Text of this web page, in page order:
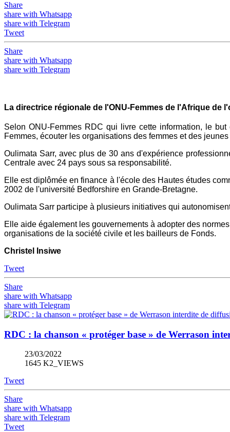
Share
share with Whatsapp
share with Telegram
Tweet
Share
share with Whatsapp
share with Telegram
La directrice régionale de l'ONU-Femmes de l'Afrique de
Selon ONU-Femmes RDC qui livre cette information, le
Femmes, écouter les organisations des femmes et des
Oulimata Sarr, avec plus de 30 ans d'expérience
Centrale avec 24 pays sous sa responsabilité.
Elle est diplômée en finance à l'école des Hautes études
2002 de l'université Bedforshire en Grande-Bretagne.
Oulimata Sarr participe à plusieurs initiatives qui
Elle aide également les gouvernements à adopter des
organisations de la société civile et les bailleurs de Fonds.
Christel Insiwe
Tweet
Share
share with Whatsapp
share with Telegram
RDC : la chanson « protéger base » de Werrason
23/03/2022
1645 K2_VIEWS
Tweet
Share
share with Whatsapp
share with Telegram
Tweet